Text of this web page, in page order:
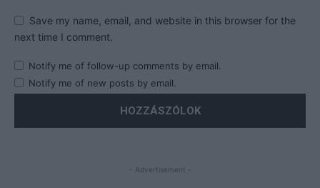
Save my name, email, and website in this browser for the
next time I comment.
Notify me of follow-up comments by email.
Notify me of new posts by email.
- Advertisement -